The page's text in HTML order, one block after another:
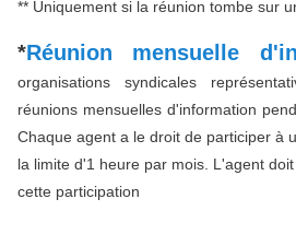
** Uniquement si la réunion tombe sur
*Réunion mensuelle
organisations syndicales
réunions mensuelles d'information
Chaque agent a le droit de participer à
la limite d'1 heure par mois. L'agent
cette participation